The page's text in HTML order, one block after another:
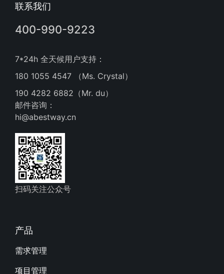
联系我们
400-990-9223
7*24h 全天候用户支持：
180 1055 4547 （Ms. Crystal）
190 4282 6882（Mr. du）
邮件咨询：
hi@abestway.cn
扫码关注公众号
产品
需求管理
项目管理